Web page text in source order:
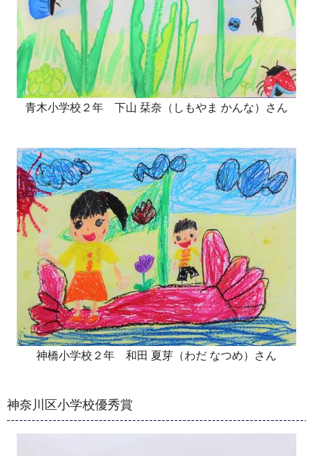
青木小学校２年 下山 栞奈（しもやま かんな）さん
神橋小学校２年 和田 夏芽（わだ なつめ）さん
神奈川区小学校優秀賞